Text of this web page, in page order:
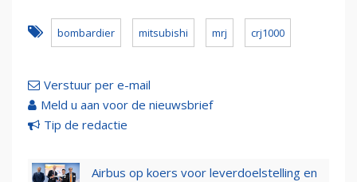
bombardier mitsubishi mrj crj1000
Verstuur per e-mail
Meld u aan voor de nieuwsbrief
Tip de redactie
Airbus op koers voor leverdoelstelling en